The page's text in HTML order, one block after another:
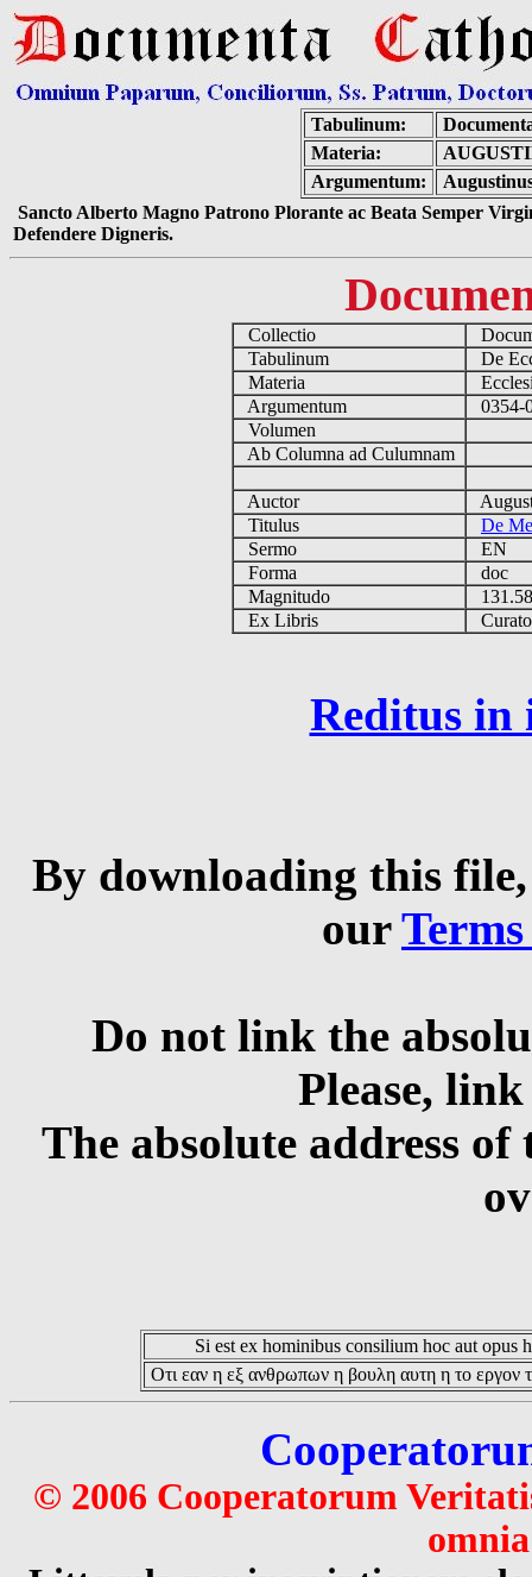
Tabulinum:
Materia:
Argumentum:
Sancto Alberto Magno Patrono Plorante ac Beata Semper
Defendere Digneris.
Collectio
Tabulinum
De
Materia
Argumentum
0354-
Volumen
Ab Columna ad Culumnam
Auctor
Titulus
De
Sermo
EN
Forma
doc
Magnitudo
Ex Libris
Reditus in
By downloading this
our
Do not link the
Please,
The absolute address
Si est ex hominibus consilium hoc aut opus
Οτι εαν η εξ ανθρωπων η βουλη αυτη η το εργον
© 2006 Cooperatorum